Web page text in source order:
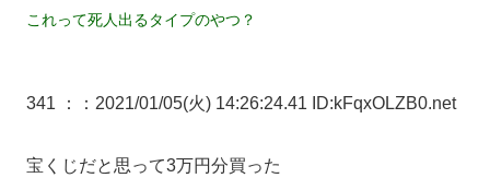
これって死人出るタイプのやつ？
341 ： ：2021/01/05(火) 14:26:24.41 ID:kFqxOLZB0.net
宝くじだと思って3万円分買った